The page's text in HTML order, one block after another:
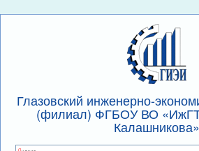
Глазовский инженерно-
(филиал) ФГБОУ ВО
Калашникова»